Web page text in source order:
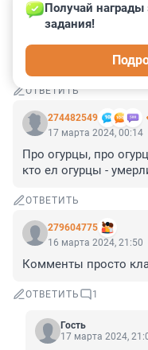
Гость
17 марта 2024, 00:59
Какие врачи!? Хотя
"британские"
ОТВЕТИТЬ
274482549
Получай награды
задания!
17 марта 2024, 00:14
Про огурцы, про
кто ел огурцы -
ОТВЕТИТЬ
279604775
16 марта 2024, 21:50
Комменты просто
ОТВЕТИТЬ 1
Гость
17 марта 2024,